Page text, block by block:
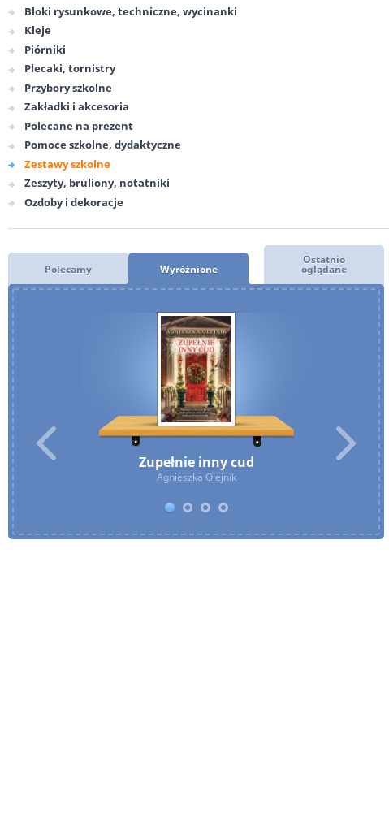
Bloki rysunkowe, techniczne, wycinanki
Kleje
Piórniki
Plecaki, tornistry
Przybory szkolne
Zakładki i akcesoria
Polecane na prezent
Pomoce szkolne, dydaktyczne
Zestawy szkolne
Zeszyty, bruliony, notatniki
Ozdoby i dekoracje
Polecamy Wyróżnione
Ostatnio
oglądane
Zupełnie inny cud
Agnieszka Olejnik